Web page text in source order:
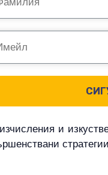
и